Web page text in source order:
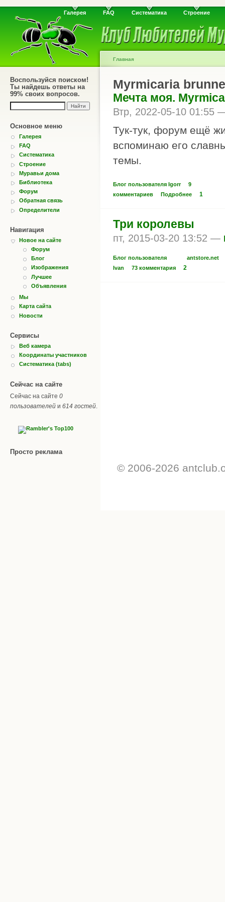
Галерея FAQ Систематика Строение
Воспользуйся поиском!
Ты найдешь ответы на
99% своих вопросов.
Основное меню
Галерея
FAQ
Систематика
Строение
Муравьи дома
Библиотека
Форум
Обратная связь
Определители
Навигация
Новое на сайте
Форум
Блог
Изображения
Лучшее
Объявления
Мы
Карта сайта
Новости
Сервисы
Веб камера
Координаты участников
Систематика (tabs)
Сейчас на сайте
Сейчас на сайте 0
пользователей и 614 гостей
Просто реклама
Главная
Myrmicaria
Мечта моя.
Втр, 2022-05-10 01:55
Тук-тук, форум ещё
вспоминаю его
темы.
Блог пользователя Igorr
9
комментариев
Подробнее 1
Три королевы
пт, 2015-03-20 13:52 —
antstore.net
Блог пользователя
Ivan
73 комментария 2
© 2006-2026